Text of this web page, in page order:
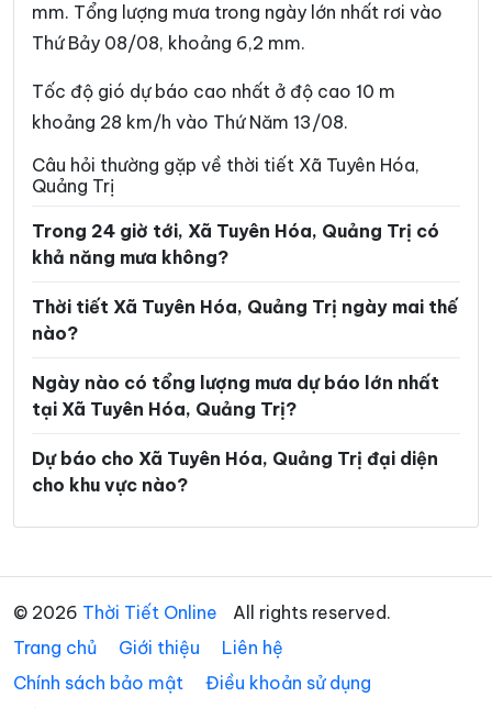
Xã Nam Cửa Việt Xã Nam Gianh
Xã Ninh Châu Xã Phong Nha
Xã Phú Trạch Xã Quảng Trạch
Xã Sen Ngư
Xã Tân Gianh Xã Tân Lập
Xã Thượng Trạch Xã Triệu Bình
Xã Triệu Cơ
Xã Trường Phú Xã Tuyên Bình
Xã Tuyên Lâm Xã Tuyên Phú
Xã Tuyên Sơn
mm. Tổng lượng mưa trong ngày lớn nhất rơi vào
Thứ Bảy 08/08, khoảng 6,2 mm.
Tốc độ gió dự báo cao nhất ở độ cao 10 m
khoảng 28 km/h vào Thứ Năm 13/08.
Câu hỏi thường gặp về thời tiết Xã Tuyên Hóa,
Quảng Trị
Trong 24 giờ tới, Xã Tuyên Hóa, Quảng Trị có
khả năng mưa không?
Thời tiết Xã Tuyên Hóa, Quảng Trị ngày mai thế
nào?
Ngày nào có tổng lượng mưa dự báo lớn nhất
tại Xã Tuyên Hóa, Quảng Trị?
Dự báo cho Xã Tuyên Hóa, Quảng Trị đại diện
cho khu vực nào?
© 2026 Thời Tiết Online
All rights reserved.
Trang chủ
Giới thiệu
Liên hệ
Chính sách bảo mật
Điều khoản sử dụng